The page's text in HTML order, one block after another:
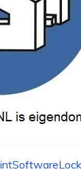
Software